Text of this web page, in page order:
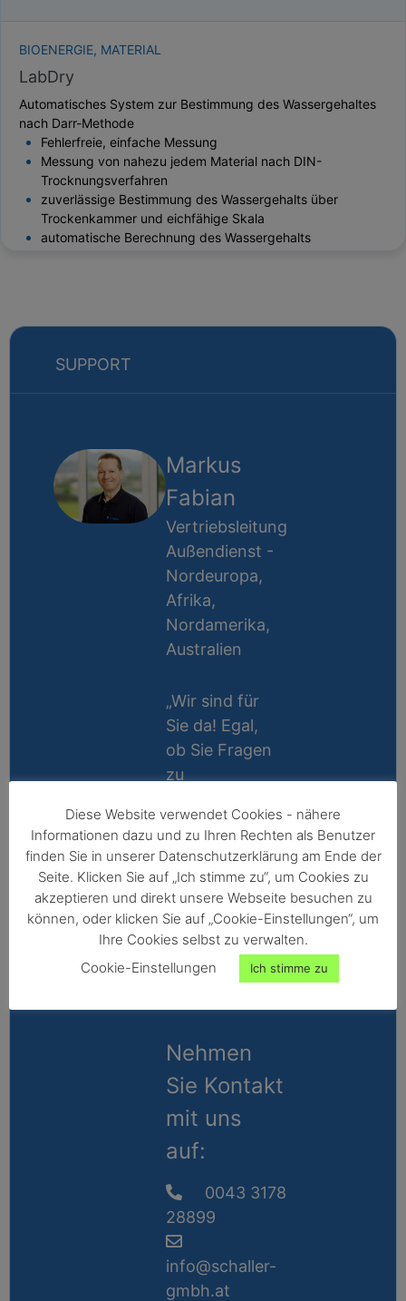
BIOENERGIE, MATERIAL
LabDry
Automatisches System zur Bestimmung des Wassergehaltes
nach Darr-Methode
Fehlerfreie, einfache Messung
Messung von nahezu jedem Material nach DIN-
Trocknungsverfahren
zuverlässige Bestimmung des Wassergehalts über
Trockenkammer und eichfähige Skala
automatische Berechnung des Wassergehalts
SUPPORT
Markus
Fabian
Vertriebsleitung
Außendienst -
Nordeuropa,
Afrika,
Nordamerika,
Australien
„Wir sind für
Sie da! Egal,
ob Sie Fragen
zu
Kalibrierung,
Zubehör oder
Technik
haben, wir
helfen gerne
persönlich
weiter!“
Nehmen
Sie Kontakt
mit uns
auf:
0043 3178
28899
info@schaller-
gmbh.at
Lifetime
Support
10 Jahre
Reparatur-
Diese Website verwendet Cookies - nähere
Informationen dazu und zu Ihren Rechten als Benutzer
finden Sie in unserer Datenschutzerklärung am Ende der
Seite. Klicken Sie auf „Ich stimme zu“, um Cookies zu
akzeptieren und direkt unsere Webseite besuchen zu
können, oder klicken Sie auf „Cookie-Einstellungen“, um
Ihre Cookies selbst zu verwalten.
Cookie-Einstellungen
Ich stimme zu